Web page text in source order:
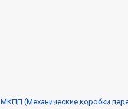
МКПП (Механические коробки